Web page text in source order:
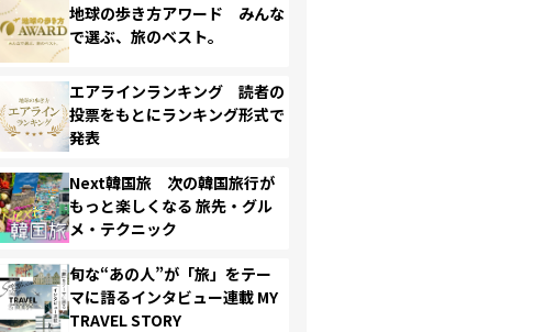
地球の歩き方アワード みんな
で選ぶ、旅のベスト。
エアラインランキング 読者の
投票をもとにランキング形式で
発表
Next韓国旅 次の韓国旅行が
もっと楽しくなる 旅先・グル
メ・テクニック
旬な“あの人”が「旅」をテー
マに語るインタビュー連載 MY
TRAVEL STORY